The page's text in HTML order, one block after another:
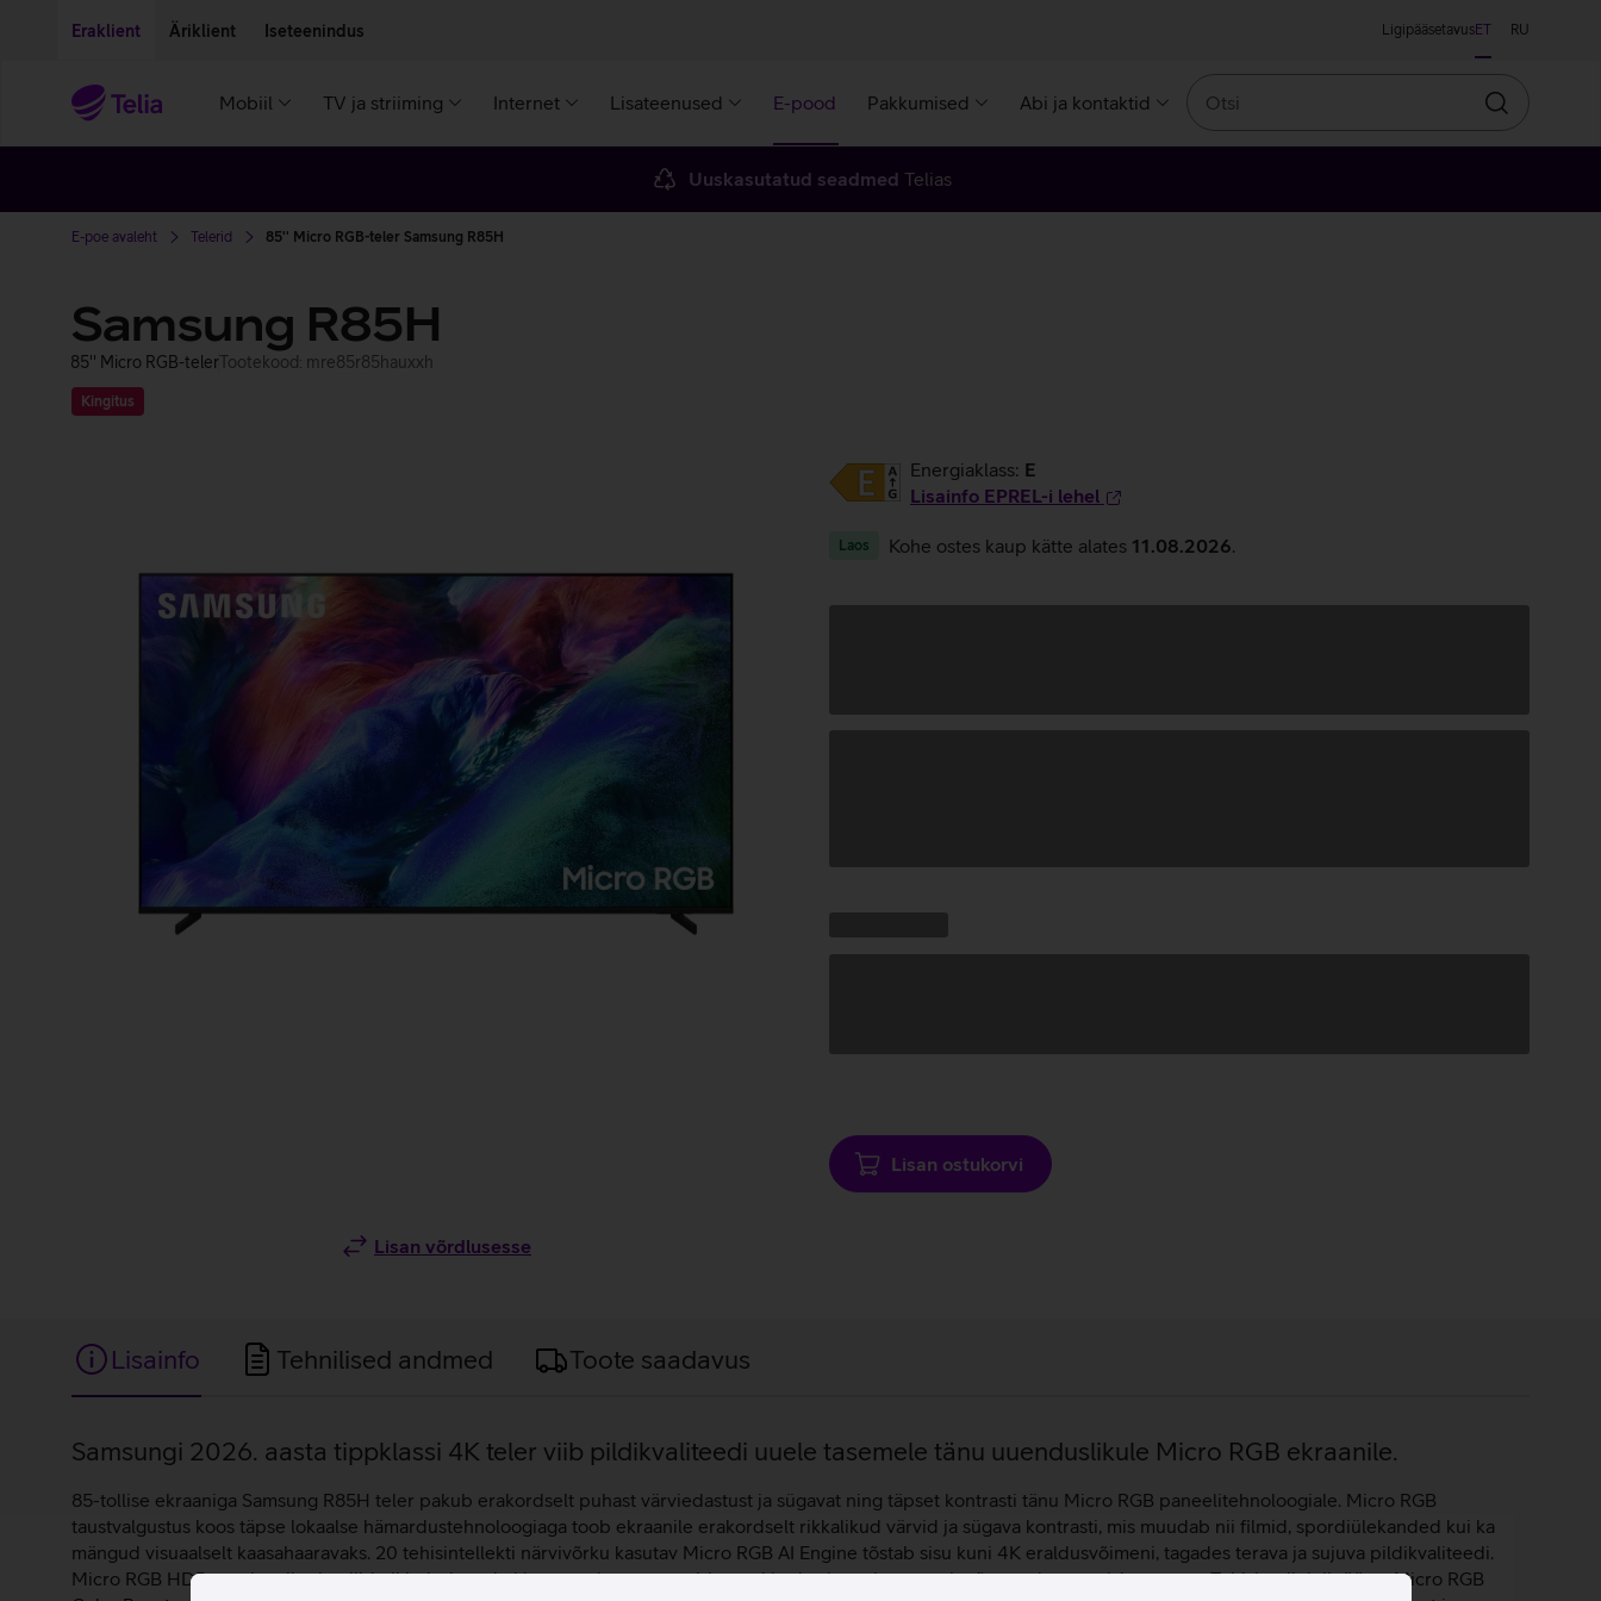
Eraklient Äriklient Iseteenindus LigipääsetavusET RU
Mobiil TV ja striiming Internet Lisateenused E-pood Pakkumised Abi ja kontaktid
Otsin
Uuskasutatud seadmed Telias
E-poe avaleht Telerid 85'' Micro RGB-teler Samsung R85H
Samsung R85H
85'' Micro RGB-telerTootekood: mre85r85hauxxh
Kingitus
Lisan võrdlusesse
Energiaklass: E
Lisainfo EPREL-i lehel
Laos Kohe ostes kaup kätte alates 11.08.2026
laadimine
Lisan ostukorvi
Lisainfo Tehnilised andmed Toote saadavus
Lisainfo
Samsungi 2026. aasta tippklassi 4K teler viib pildikvaliteedi uuele tasemele tänu uuenduslikule Micro RGB ekraanile.
85-tollise ekraaniga Samsung R85H teler pakub erakordselt puhast värviedastust ja sügavat ning täpset kontrasti tänu Micro RGB paneelitehnoloogiale. Micro RGB
taustvalgustus koos täpse lokaalse hämardustehnoloogiaga toob ekraanile erakordselt rikkalikud värvid ja sügava kontrasti, mis muudab nii filmid, spordiülekanded kui ka
mängud visuaalselt kaasahaaravaks. 20 tehisintellekti närvivõrku kasutav Micro RGB AI Engine tõstab sisu kuni 4K eraldusvõimeni, tagades terava ja sujuva pildikvaliteedi.
Micro RGB HDR+ toob esile detailid nii heledates kui ka tumedates stseenides, pakkudes kaasahaaravat ja tõetruud vaatamiskogemust. Tehisintellektil töötav Micro RGB